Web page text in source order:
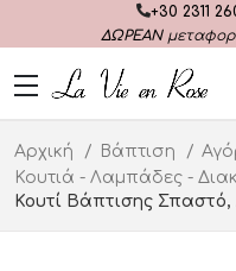
+30 2311
ΔΩΡΕΑΝ
Αρχική Βάπτιση
Κουτιά - Λαμπάδες -
Κουτί Βάπτισης Σπαστό,